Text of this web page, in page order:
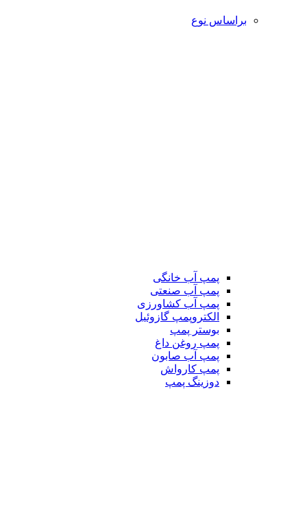
براساس نوع
پمپ آب خانگی
پمپ آب صنعتی
پمپ آب کشاورزی
الکتروپمپ گازوئیل
بوستر پمپ
پمپ روغن داغ
پمپ آب صابون
پمپ کارواش
دوزینگ پمپ